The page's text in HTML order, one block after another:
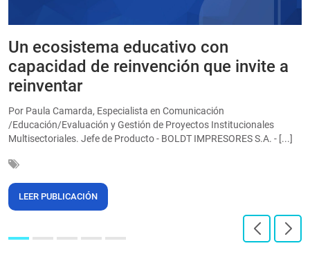
Un ecosistema educativo con
capacidad de reinvención que invite a
reinventar
Por Paula Camarda, Especialista en Comunicación
/Educación/Evaluación y Gestión de Proyectos Institucionales
Multisectoriales. Jefe de Producto - BOLDT IMPRESORES S.A. - [...]
LEER PUBLICACIÓN